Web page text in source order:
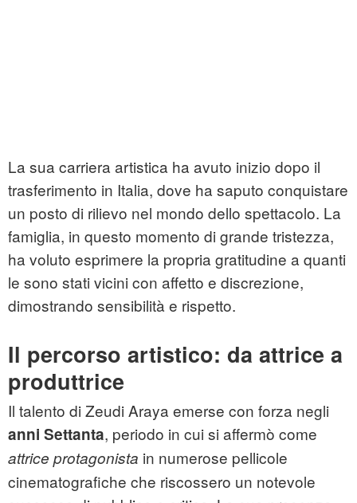
La sua carriera artistica ha avuto inizio dopo il
trasferimento in Italia, dove ha saputo conquistare
un posto di rilievo nel mondo dello spettacolo. La
famiglia, in questo momento di grande tristezza,
ha voluto esprimere la propria gratitudine a quanti
le sono stati vicini con affetto e discrezione,
dimostrando sensibilità e rispetto.
Il percorso artistico: da attrice a
produttrice
Il talento di Zeudi Araya emerse con forza negli
anni Settanta, periodo in cui si affermò come
attrice protagonista in numerose pellicole
cinematografiche che riscossero un notevole